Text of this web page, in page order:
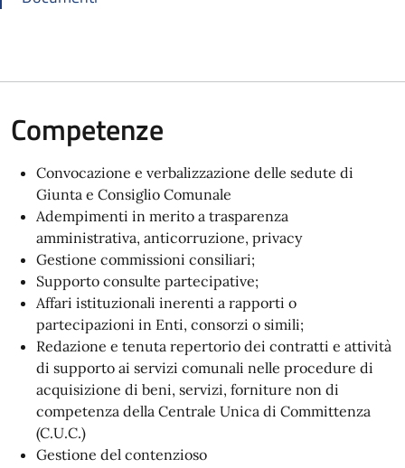
Competenze
Convocazione e verbalizzazione delle sedute di
Giunta e Consiglio Comunale
Adempimenti in merito a trasparenza
amministrativa, anticorruzione, privacy
Gestione commissioni consiliari;
Supporto consulte partecipative;
Affari istituzionali inerenti a rapporti o
partecipazioni in Enti, consorzi o simili;
Redazione e tenuta repertorio dei contratti e attività
di supporto ai servizi comunali nelle procedure di
acquisizione di beni, servizi, forniture non di
competenza della Centrale Unica di Committenza
(C.U.C.)
Gestione del contenzioso